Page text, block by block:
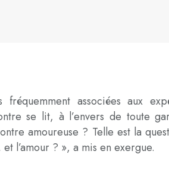
associées aux
se lit, à l’envers de toute
amoureuse ? Telle est la
l’amour ? », a mis en exergue.